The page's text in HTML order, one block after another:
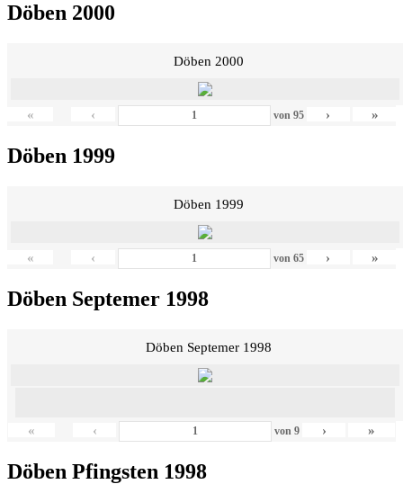
Döben 2000
Döben 2000
« ‹ von 95 › »
Döben 1999
Döben 1999
« ‹ von 65 › »
Döben Septemer 1998
Döben Septemer 1998
« ‹ von9 › »
Döben Pfingsten 1998